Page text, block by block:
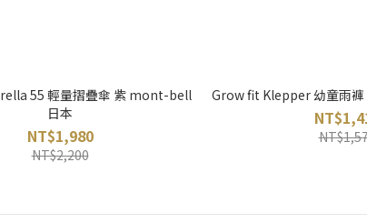
55 輕量摺疊傘 紫 mont-bell
日本
NT$1,980
NT$2,200
Grow fit Klepper 幼童雨